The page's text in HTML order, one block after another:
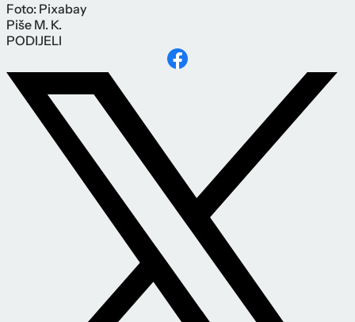
Foto: Pixabay
Piše M. K.
PODIJELI